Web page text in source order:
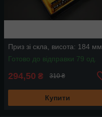
Приз зі скла, висота: 184 мм
Готово до відправки 79 од.
294,50 ₴ 310 ₴
Купити